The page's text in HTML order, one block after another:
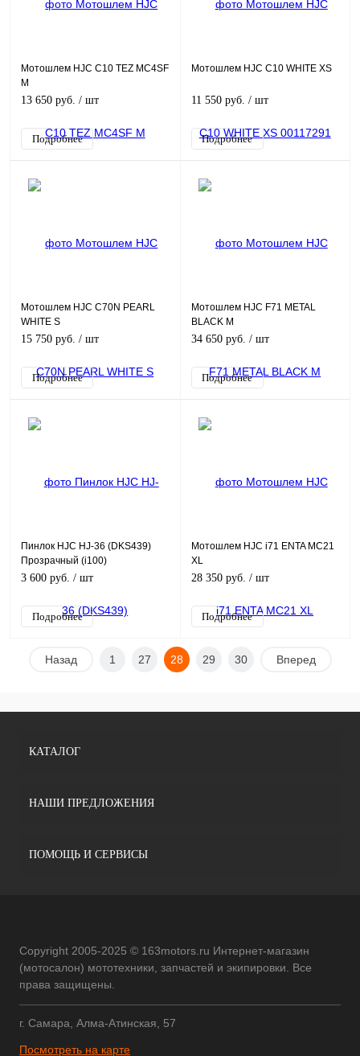
Мотошлем HJC C10 TEZ MC4SF
M
13 650 руб. / шт
Подробнее
Мотошлем HJC C10 WHITE XS
11 550 руб. / шт
Подробнее
Мотошлем HJC C70N PEARL
WHITE S
15 750 руб. / шт
Подробнее
Мотошлем HJC F71 METAL
BLACK M
34 650 руб. / шт
Подробнее
Пинлок HJC HJ-36 (DKS439)
Прозрачный (i100)
3 600 руб. / шт
Подробнее
Мотошлем HJC i71 ENTA MC21
XL
28 350 руб. / шт
Подробнее
Назад 1 27 28 29 30 Вперед
КАТАЛОГ
НАШИ ПРЕДЛОЖЕНИЯ
ПОМОЩЬ И СЕРВИСЫ
Copyright 2005-2025 © 163motors.ru Интернет-магазин
(мотосалон) мототехники, запчастей и экипировки. Все
права защищены.
г. Самара, Алма-Атинская, 57
Посмотреть на карте